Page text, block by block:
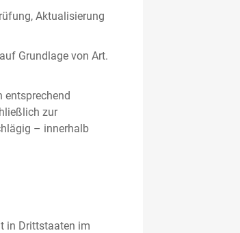
Aktualisierung
Grundlage von Art.
entsprechend
zur
– innerhalb
in Drittstaaten im